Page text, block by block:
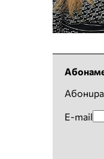
E-mail